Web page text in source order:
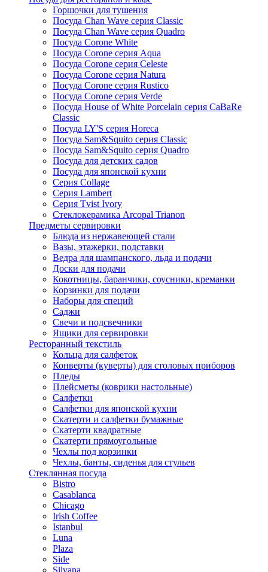
Горшочки для тушения
Посуда Chan Wave серия Classic
Посуда Chan Wave серия Quadro
Посуда Corone White
Посуда Corone серия Aqua
Посуда Corone серия Celeste
Посуда Corone серия Natura
Посуда Corone серия Rustico
Посуда Corone серия Verde
Посуда House of White Porcelain серия CaBaRe
Classic
Посуда LY'S серия Horeca
Посуда Sam&Squito серия Classic
Посуда Sam&Squito серия Quadro
Посуда для детских садов
Посуда для японской кухни
Серия Collage
Серия Lambert
Серия Tvist Ivory
Стеклокерамика Arcopal Trianon
Предметы сервировки
Блюда из нержавеющей стали
Вазы, этажерки, подставки
Ведра для шампанского, льда и подачи
Доски для подачи
Кокотницы, баранчики, соусники, креманки
Корзинки для подачи
Наборы для специй
Саджи
Свечи и подсвечники
Ящики для сервировки
Ресторанный текстиль
Кольца для салфеток
Конверты (куверты) для столовых приборов
Пледы
Плейсметы (коврики настольные)
Салфетки
Салфетки для японской кухни
Скатерти и салфетки бумажные
Скатерти квадратные
Скатерти прямоугольные
Чехлы под корзинки
Чехлы, банты, сиденья для стульев
Стеклянная посуда
Bistro
Casablanca
Chicago
Irish Coffee
Istanbul
Luna
Plaza
Side
Silvana